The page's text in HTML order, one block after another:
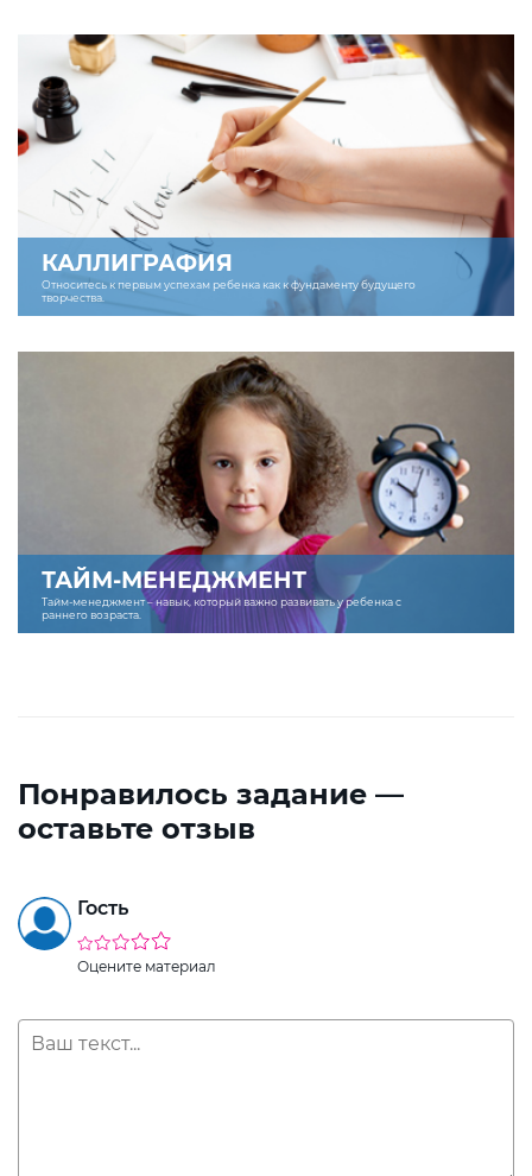
КАЛЛИГРАФИЯ
Относитесь к первым успехам ребенка как к фундаменту будущего
творчества.
ТАЙМ-МЕНЕДЖМЕНТ
Тайм-менеджмент – навык, который важно развивать у ребенка с
раннего возраста.
Понравилось задание —
оставьте отзыв
Гость
Оцените материал